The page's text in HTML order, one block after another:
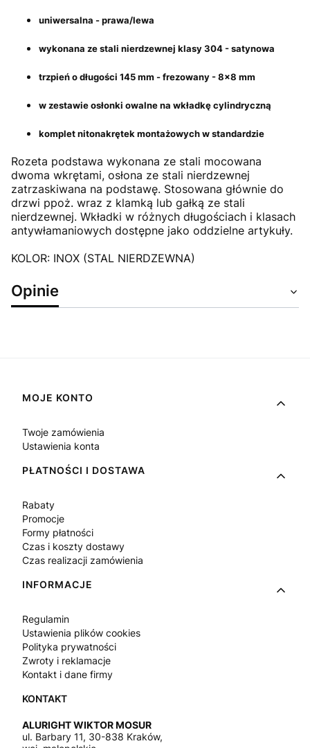
uniwersalna - prawa/lewa
wykonana ze stali nierdzewnej klasy 304 - satynowa
trzpień o długości 145 mm - frezowany - 8x8 mm
w zestawie osłonki owalne na wkładkę cylindryczną
komplet nitonakrętek montażowych w standardzie
Rozeta podstawa wykonana ze stali mocowana
dwoma wkrętami, osłona ze stali nierdzewnej
zatrzaskiwana na podstawę. Stosowana głównie do
drzwi ppoż. wraz z klamką lub gałką ze stali
nierdzewnej. Wkładki w różnych długościach i klasach
antywłamaniowych dostępne jako oddzielne artykuły.
KOLOR: INOX (STAL NIERDZEWNA)
Opinie
Linki w stopce
MOJE KONTO
Twoje zamówienia
Ustawienia konta
PŁATNOŚCI I DOSTAWA
Rabaty
Promocje
Formy płatności
Czas i koszty dostawy
Czas realizacji zamówienia
INFORMACJE
Regulamin
Ustawienia plików cookies
Polityka prywatności
Zwroty i reklamacje
Kontakt i dane firmy
ALURIGHT WIKTOR MOSUR
ul. Barbary 11, 30-838 Kraków,